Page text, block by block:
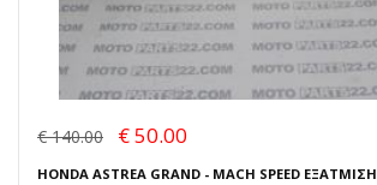
€ 140.00 € 50.00
HONDA ASTREA GRAND - MACH SPEED ΕΞΑΤΜΙΣΗ